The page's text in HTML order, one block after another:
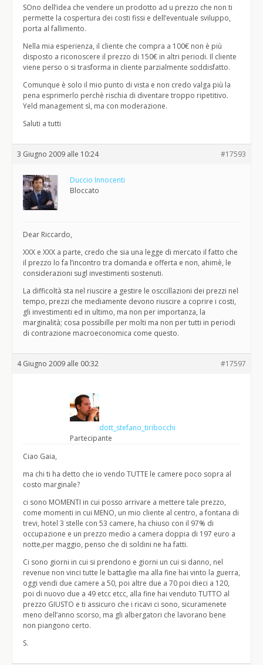
SOno dell’idea che vendere un prodotto ad u prezzo che non ti
permette la cospertura dei costi fissi e dell’eventuale sviluppo,
porta al fallimento.
Nella mia esperienza, il cliente che compra a 100€ non è più
disposto a riconoscere il prezzo di 150€ in altri periodi. Il cliente
viene perso o si trasforma in cliente parzialmente soddisfatto.
Comunque è solo il mio punto di vista e non credo valga più la
pena esprimerlo perchè rischia di diventare troppo ripetitivo.
Yeld management sì, ma con moderazione.
Saluti a tutti
3 Giugno 2009 alle 10:24 #17593
Duccio Innocenti
Bloccato
Dear Riccardo,
XXX e XXX a parte, credo che sia una legge di mercato il fatto che
il prezzo lo fa l’incontro tra domanda e offerta e non, ahimè, le
considerazioni sugl investimenti sostenuti.
La difficoltà sta nel riuscire a gestire le osccillazioni dei prezzi nel
tempo, prezzi che mediamente devono riuscire a coprire i costi,
gli investimenti ed in ultimo, ma non per importanza, la
marginalità; cosa possibille per molti ma non per tutti in periodi
di contrazione macroeconomica come questo.
4 Giugno 2009 alle 00:32 #17597
dott_stefano_tiribocchi
Partecipante
Ciao Gaia,
ma chi ti ha detto che io vendo TUTTE le camere poco sopra al
costo marginale?
ci sono MOMENTI in cui posso arrivare a mettere tale prezzo,
come momenti in cui MENO, un mio cliente al centro, a fontana di
trevi, hotel 3 stelle con 53 camere, ha chiuso con il 97% di
occupazione e un prezzo medio a camera doppia di 197 euro a
notte,per maggio, penso che di soldini ne ha fatti.
Ci sono giorni in cui si prendono e giorni un cui si danno, nel
revenue non vinci tutte le battaglie ma alla fine hai vinto la guerra,
oggi vendi due camere a 50, poi altre due a 70 poi dieci a 120,
poi di nuovo due a 49 etcc etcc, alla fine hai venduto TUTTO al
prezzo GIUSTO e ti assicuro che i ricavi ci sono, sicuramenete
meno dell’anno scorso, ma gli albergatori che lavorano bene
non piangono certo.
S.